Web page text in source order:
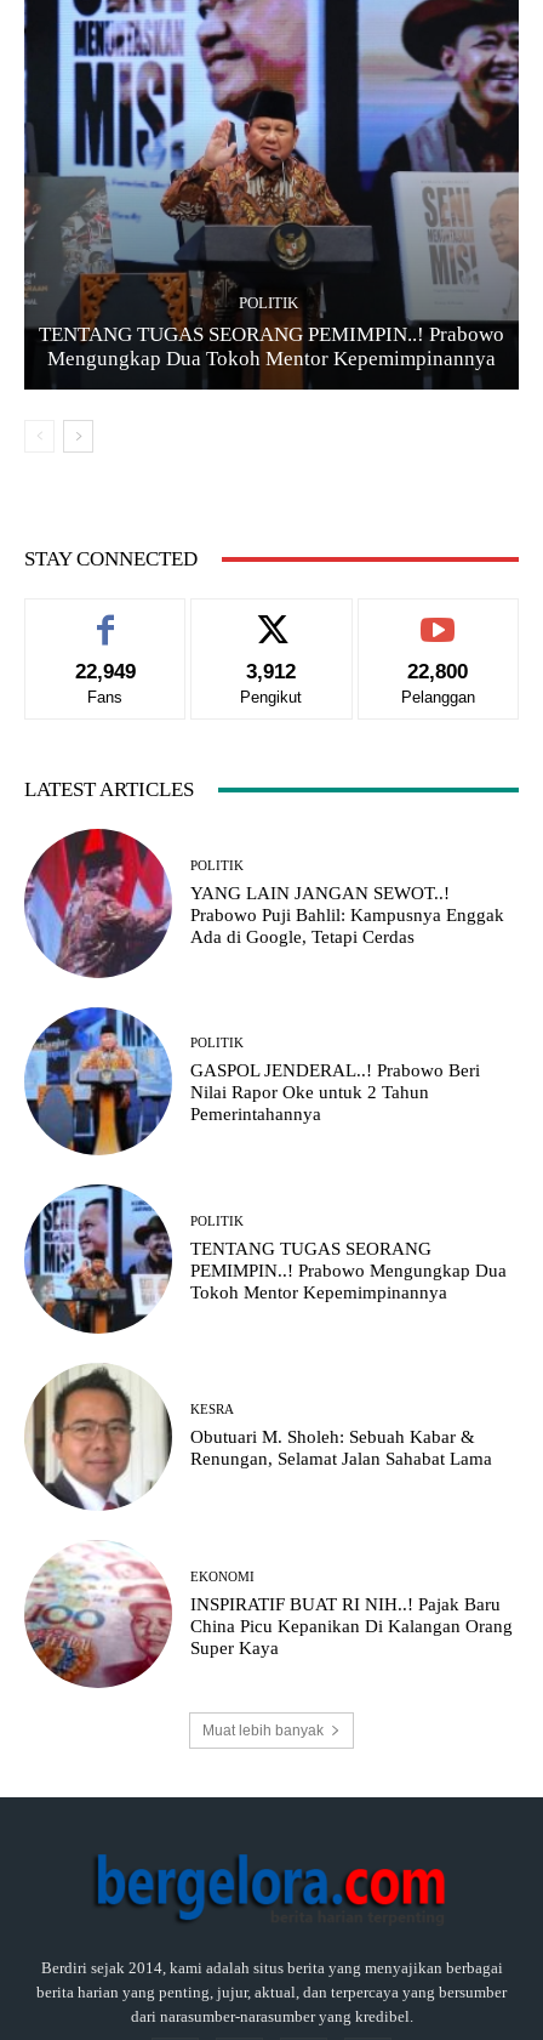
POLITIK
TENTANG TUGAS SEORANG PEMIMPIN..! Prabowo
Mengungkap Dua Tokoh Mentor Kepemimpinannya
STAY CONNECTED
22,949
Fans
3,912
Pengikut
22,800
Pelanggan
LATEST ARTICLES
POLITIK
YANG LAIN JANGAN SEWOT..!
Prabowo Puji Bahlil: Kampusnya Enggak
Ada di Google, Tetapi Cerdas
POLITIK
GASPOL JENDERAL..! Prabowo Beri
Nilai Rapor Oke untuk 2 Tahun
Pemerintahannya
POLITIK
TENTANG TUGAS SEORANG
PEMIMPIN..! Prabowo Mengungkap Dua
Tokoh Mentor Kepemimpinannya
KESRA
Obutuari M. Sholeh: Sebuah Kabar &
Renungan, Selamat Jalan Sahabat Lama
EKONOMI
INSPIRATIF BUAT RI NIH..! Pajak Baru
China Picu Kepanikan Di Kalangan Orang
Super Kaya
Muat lebih banyak
Berdiri sejak 2014, kami adalah situs berita yang menyajikan berbagai
berita harian yang penting, jujur, aktual, dan terpercaya yang bersumber
dari narasumber-narasumber yang kredibel.